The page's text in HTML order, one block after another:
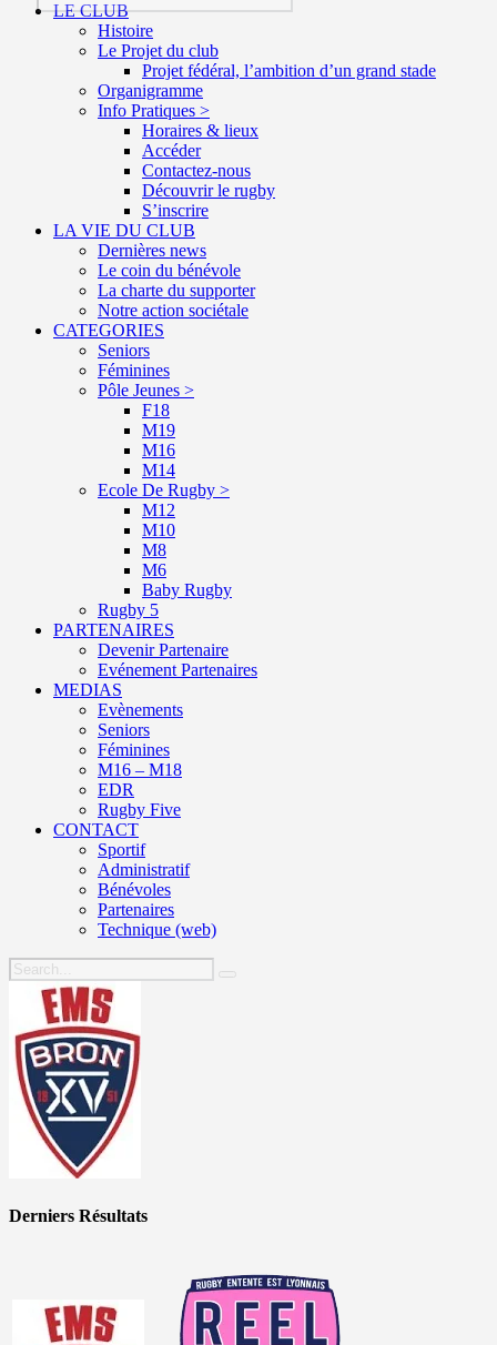
LE CLUB
Histoire
Le Projet du club
Projet fédéral, l’ambition d’un grand stade
Organigramme
Info Pratiques >
Horaires & lieux
Accéder
Contactez-nous
Découvrir le rugby
S’inscrire
LA VIE DU CLUB
Dernières news
Le coin du bénévole
La charte du supporter
Notre action sociétale
CATEGORIES
Seniors
Féminines
Pôle Jeunes >
F18
M19
M16
M14
Ecole De Rugby >
M12
M10
M8
M6
Baby Rugby
Rugby 5
PARTENAIRES
Devenir Partenaire
Evénement Partenaires
MEDIAS
Evènements
Seniors
Féminines
M16 – M18
EDR
Rugby Five
CONTACT
Sportif
Administratif
Bénévoles
Partenaires
Technique (web)
Derniers Résultats